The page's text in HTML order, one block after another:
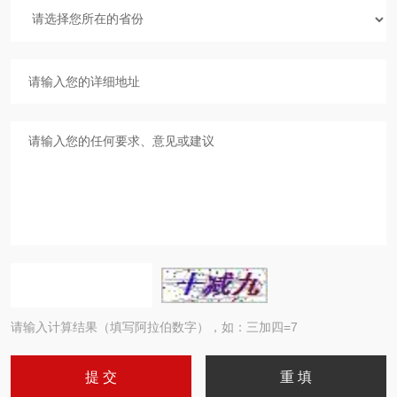
请输入计算结果（填写阿拉伯数字），如：三加四=7